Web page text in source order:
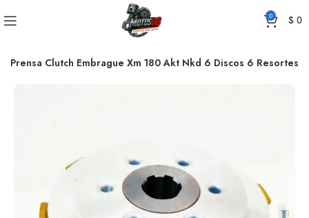
0 $0
Prensa Clutch Embrague Xm 180 Akt Nkd 6 Discos 6 Resortes